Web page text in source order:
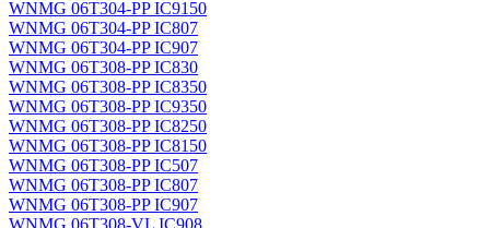
WNMG 06T304-PP IC9150
WNMG 06T304-PP IC807
WNMG 06T304-PP IC907
WNMG 06T308-PP IC830
WNMG 06T308-PP IC8350
WNMG 06T308-PP IC9350
WNMG 06T308-PP IC8250
WNMG 06T308-PP IC8150
WNMG 06T308-PP IC507
WNMG 06T308-PP IC807
WNMG 06T308-PP IC907
WNMG 06T308-VL IC908